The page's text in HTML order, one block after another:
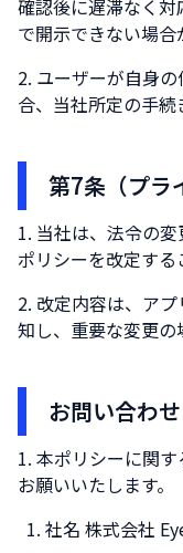
確認後に遅滞なく
で開示できない場合
ユーザーが自身
合、当社所定の手続
第7条（プラ
当社は、法令の
ポリシーを改定する
改定内容は、ア
知し、重要な変更の
お問い合わせ
本ポリシーに関
お願いいたします。
社名 株式会社